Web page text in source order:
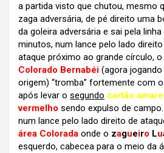
a partida visto que chutou, mesmo
zaga adversária, de pé direito uma
da goleira adversária e sai pela
minutos, num lance pelo lado
ataque próximo ao grande círculo, o
Colorado Bernabéi (agora
origem) “tromba” fortemente com o
após levar o segundo cartão
vermelho sendo expulso de campo..
num lance pelo lado direito de
área Colorada onde o zagueiro Lu
esquerdo, cabecea para o meio da